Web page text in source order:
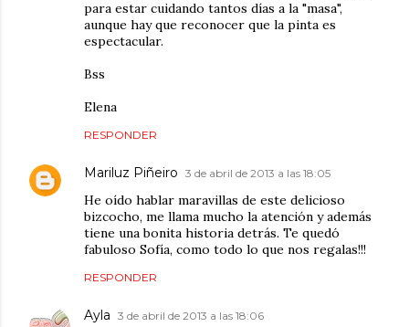
para estar cuidando tantos días a la "masa",
aunque hay que reconocer que la pinta es
espectacular.
Bss
Elena
RESPONDER
Mariluz Piñeiro 3 de abril de 2013 a las 18:05
He oído hablar maravillas de este delicioso
bizcocho, me llama mucho la atención y además
tiene una bonita historia detrás. Te quedó
fabuloso Sofía, como todo lo que nos regalas!!!
RESPONDER
Ayla 3 de abril de 2013 a las 18:06